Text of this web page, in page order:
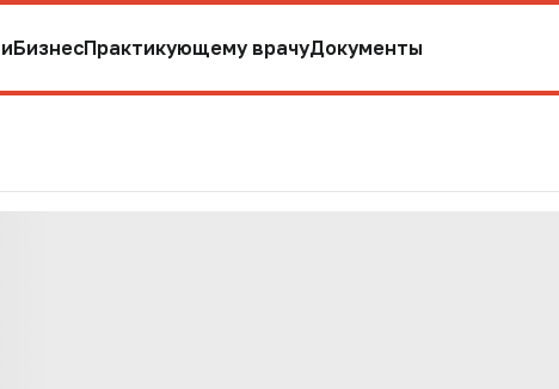
БизнесПрактикующему врачуДокументы